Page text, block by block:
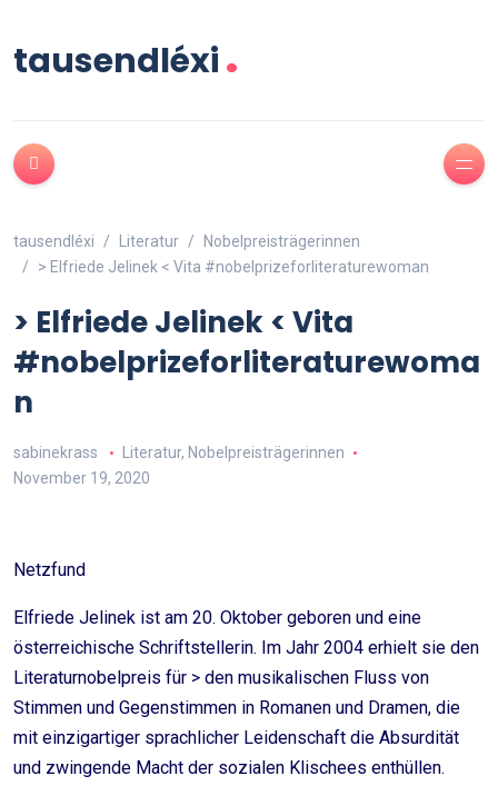
tausendléxi.
tausendléxi Literatur
Nobelpreisträgerinnen
> Elfriede Jelinek < Vita #nobelprizeforliteraturewoman
> Elfriede Jelinek < Vita
#nobelprizeforliteraturewoma
n
sabinekrass Literatur, Nobelpreisträgerinnen
November 19, 2020
Netzfund
Elfriede Jelinek ist am 20. Oktober geboren und eine
österreichische Schriftstellerin. Im Jahr 2004 erhielt sie den
Literaturnobelpreis für > den musikalischen Fluss von
Stimmen und Gegenstimmen in Romanen und Dramen, die
mit einzigartiger sprachlicher Leidenschaft die Absurdität
und zwingende Macht der sozialen Klischees enthüllen.